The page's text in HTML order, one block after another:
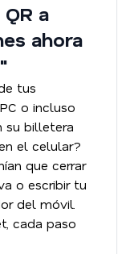
a
ahora
tus
o incluso
su billetera
el celular?
que cerrar
o escribir tu
del móvil.
cada paso